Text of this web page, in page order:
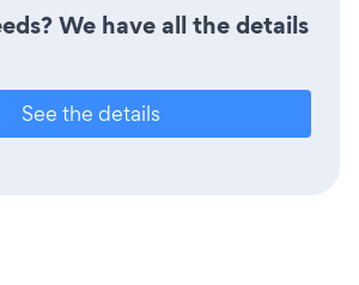
We have all the details
See the details